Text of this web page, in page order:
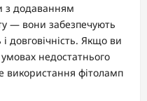
з додаванням
— вони забезпечують
довговічність. Якщо ви
недостатнього
використання фітоламп